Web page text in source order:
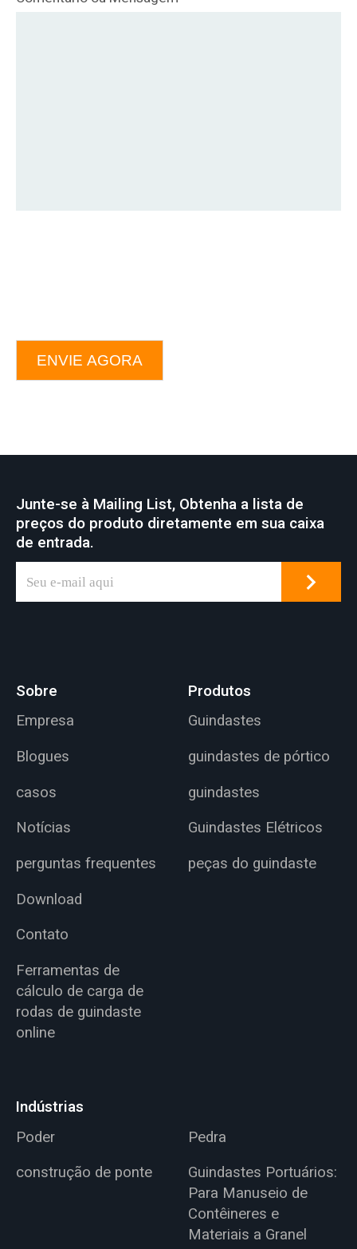
ENVIE AGORA
Junte-se à Mailing List, Obtenha a lista de
preços do produto diretamente em sua caixa
de entrada.
Sobre
Empresa
Blogues
casos
Notícias
perguntas frequentes
Download
Contato
Ferramentas de
cálculo de carga de
rodas de guindaste
online
Produtos
Guindastes
guindastes de pórtico
guindastes
Guindastes Elétricos
peças do guindaste
Indústrias
Poder
Pedra
construção de ponte
Guindastes Portuários:
Para Manuseio de
Contêineres e
Materiais a Granel